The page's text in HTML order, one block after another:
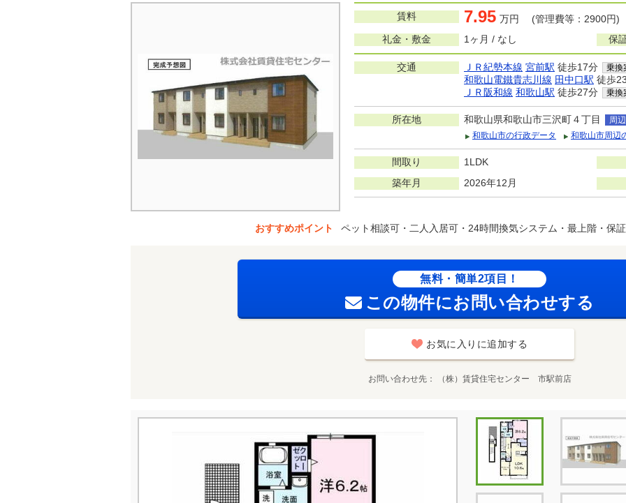
賃料 7.95 万円 (管理費等：2900円)
礼金・敷金
1ヶ月 / なし 保
交通 ＪＲ紀勢本線 宮前駅 徒歩17分 乗換
和歌山電鐵貴志川線 田中口駅 徒歩
ＪＲ阪和線 和歌山駅 徒歩27分 乗換
所在地 和歌山県和歌山市三沢町４丁目
周
和歌山市の行政データ
和歌山市周辺
間取り
1LDK
築年月
2026年12月
おすすめポイント ペット相談可・二人入居可・24時間換気システム・最上階・保
無料・簡単2項目！
この物件にお問い合わせする
お気に入りに追加する
お問い合わせ先 （株）賃貸住宅センター 市駅前店